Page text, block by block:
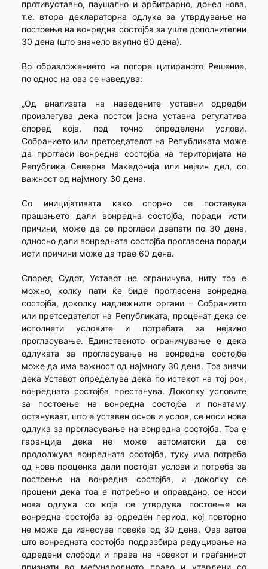
противуставно, паушално и арбитрарно, донел нова,
т.е. втора деклараторна одлука за утврдување на
постоење на вонредна состојба за уште дополнителни
30 дена (што значело вкупно 60 дена).
Во образложението на погоре цитираното Решение,
по однос на ова се наведува:
„Од анализата на наведените уставни одредби
произлегува дека постои јасна уставна регулатива
според која, под точно определени услови,
Собранието или претседателот на Републиката може
да прогласи вонредна состојба на територијата на
Република Северна Македонија или нејзин дел, со
важност од најмногу 30 дена.
Со иницијативата како спорно се поставува
прашањето дали вонредна состојба, поради исти
причини, може да се прогласи двапати по 30 дена,
односно дали вонредната состојба прогласена поради
исти причини може да трае 60 дена.
Според Судот, Уставот не ограничува, ниту тоа е
можно, колку пати ќе биде прогласена вонредна
состојба, доколку надлежните органи – Собранието
или претседателот на Републиката, проценат дека се
исполнети условите и потребата за нејзино
прогласување. Единственото ограничување е дека
одлуката за прогласување на вонредна состојба
може да има важност од најмногу 30 дена. Тоа значи
дека Уставот определува дека по истекот на тој рок,
вонредната состојба престанува. Доколку условите
за постоење на вонредна состојба и понатаму
остануваат, што е уставен основ и услов, се носи нова
одлука за прогласување на вонредна состојба. Тоа е
гаранција дека не може автоматски да се
продолжува вонредната состојба, туку има потреба
од нова проценка дали постојат услови и потреба за
постоење на вонредна состојба, и доколку се
процени дека тоа е потребно и оправдано, се носи
нова одлука со која се утврдува постоење на
вонредна состојба за одреден период, кој повторно
не може да изнесува повеќе од 30 дена. Ова затоа
што вонредната состојба подразбира редуцирање на
одредени слободи и права на човекот и граѓанинот